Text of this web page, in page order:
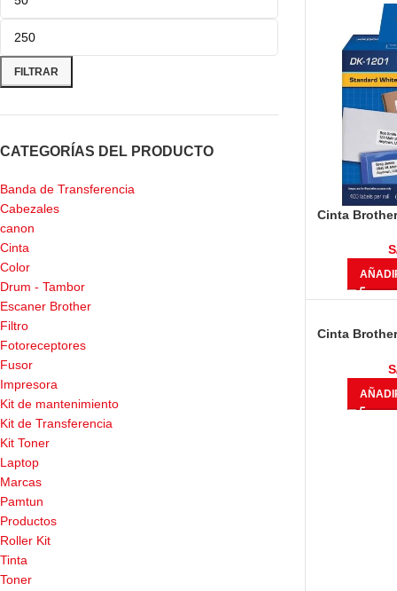
FILTRAR
CATEGORÍAS DEL PRODUCTO
Banda de Transferencia
Cabezales
canon
Cinta
Color
Drum - Tambor
Escaner Brother
Filtro
Fotoreceptores
Fusor
Impresora
Kit de mantenimiento
Kit de Transferencia
Kit Toner
Laptop
Marcas
Pamtun
Productos
Roller Kit
Tinta
Toner
Cinta
Cinta